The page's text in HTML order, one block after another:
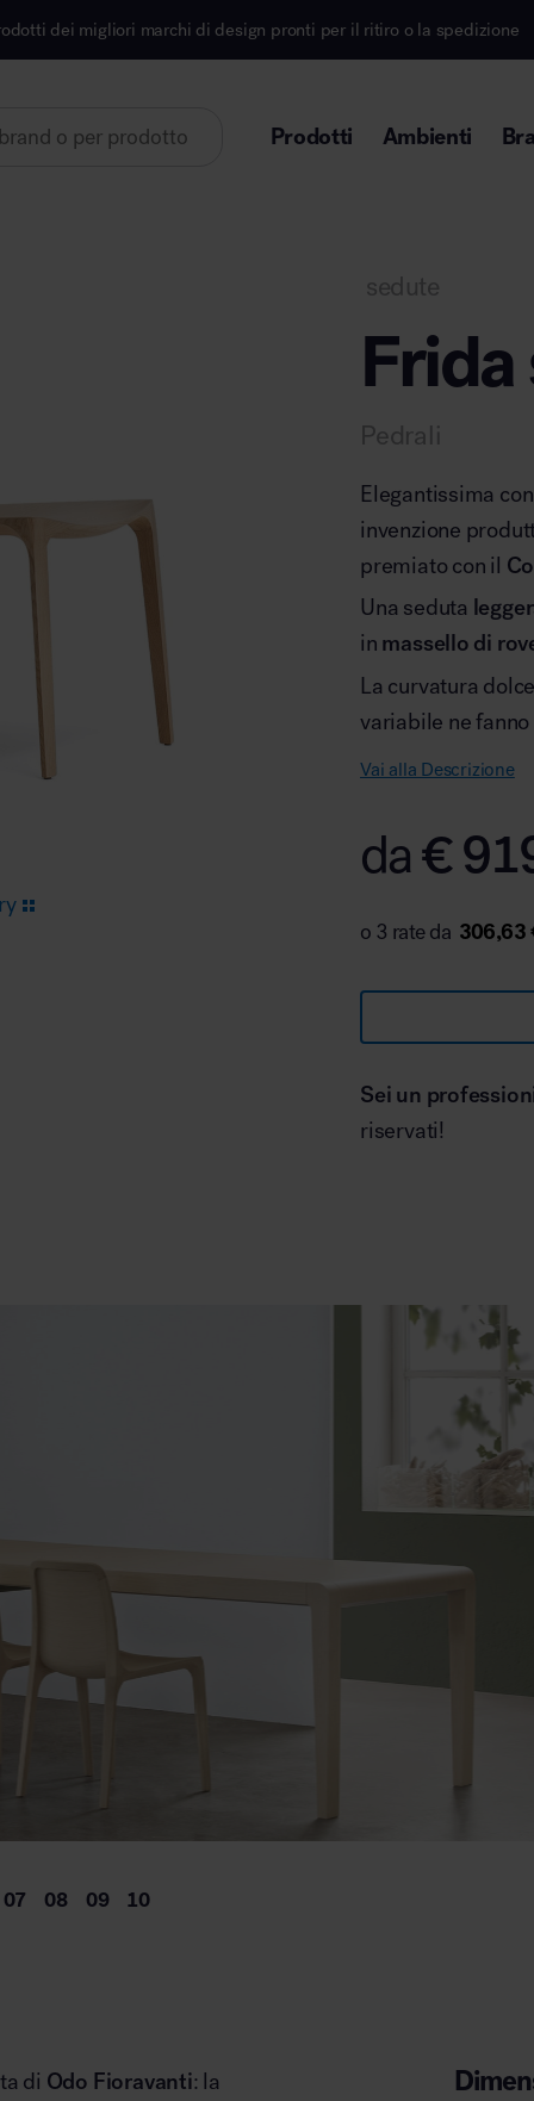
di design pronti per il ritiro o la spedizione
Prodotti Ambienti
Arredo area reception
sedute
Frida
Pedrali
Elegantissima
invenzione
premiato con il
Una seduta
in massello di
La curvatura
variabile ne
Vai alla Descrizione
da€
306,63
Sei un
riservati!
di Odo Fioravanti: la